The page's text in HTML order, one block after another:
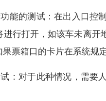
能的测试：在出入口控
行打开，如该车未离
票箱口的卡片在系统规
：对于此种情况，需要